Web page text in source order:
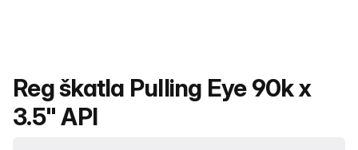
Ime izdelka
Reg škatla Pulling Eye 90k x
3.5" API